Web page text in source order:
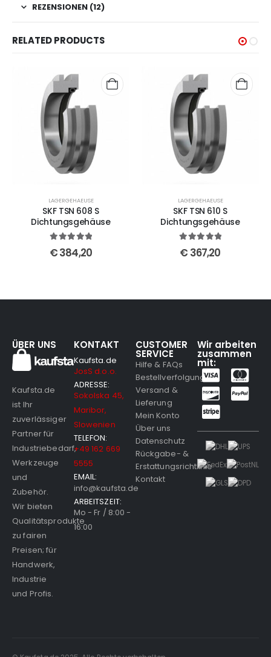
REZENSIONEN (12)
RELATED PRODUCTS
LAGERGEHAEUSE
SKF TSN 608 S
Dichtungsgehäuse
out of 5
€384,20
LAGERGEHAEUSE
SKF TSN 610 S
Dichtungsgehäuse
out of 5
€ 367,20
ÜBER UNS
Kaufsta.de
ist Ihr
zuverlässiger
Partner für
Industriebedarf,
Werkzeuge
und
Zubehör.
Wir bieten
Qualitätsprodukte
zu fairen
Preisen; für
Handwerk,
Industrie
und Profis.
KONTAKT
Kaufsta.de
JosS d.o.o.
ADRESSE:
Sokolska 45,
Maribor,
Slowenien
TELEFON:
+49 162 669
5555
EMAIL:
info@kaufsta.de
ARBEITSZEIT:
Mo - Fr / 8:00 -
16:00
CUSTOMER
SERVICE
Hilfe & FAQs
Bestellverfolgung
Versand &
Lieferung
Mein Konto
Über uns
Datenschutz
Rückgabe- &
Erstattungsrichtlinie
Kontakt
Wir arbeiten
zusammen
mit: